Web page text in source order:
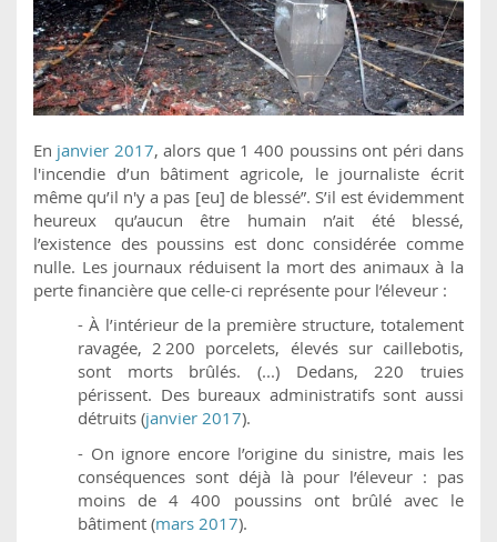
En janvier 2017, alors que 1 400 poussins ont péri dans
l'incendie d’un bâtiment agricole, le journaliste écrit
même qu’il n'y a pas [eu] de blessé”. S’il est évidemment
heureux qu’aucun être humain n’ait été blessé,
l’existence des poussins est donc considérée comme
nulle. Les journaux réduisent la mort des animaux à la
perte financière que celle-ci représente pour l’éleveur :
- À l’intérieur de la première structure, totalement
ravagée, 2 200 porcelets, élevés sur caillebotis,
sont morts brûlés. (...) Dedans, 220 truies
périssent. Des bureaux administratifs sont aussi
détruits (janvier 2017).
- On ignore encore l’origine du sinistre, mais les
conséquences sont déjà là pour l’éleveur : pas
moins de 4 400 poussins ont brûlé avec le
bâtiment (mars 2017).